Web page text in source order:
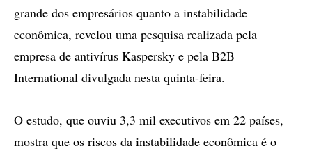
grande dos empresários quanto a instabilidade
econômica, revelou uma pesquisa realizada pela
empresa de antivírus Kaspersky e pela B2B
International divulgada nesta quinta-feira.
O estudo, que ouviu 3,3 mil executivos em 22 países,
mostra que os riscos da instabilidade econômica é o